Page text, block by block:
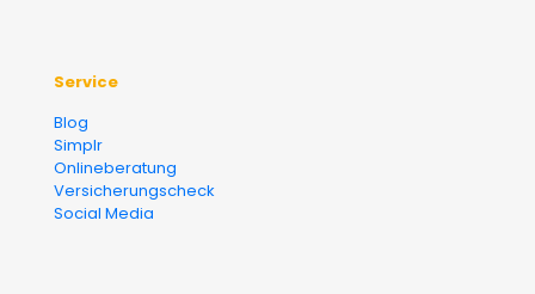
Service
Blog
Simplr
Onlineberatung
Versicherungscheck
Social Media